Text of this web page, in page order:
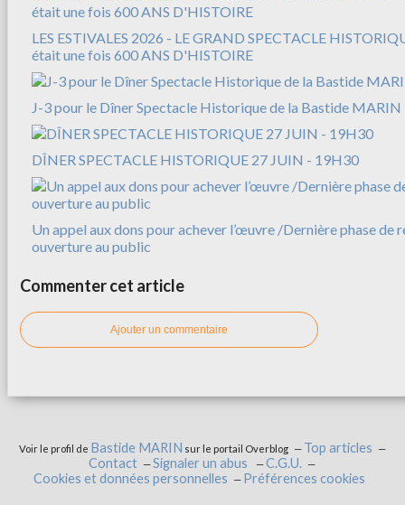
LES ESTIVALES 2026 - LE GRAND SPECTACLE
était une fois 600 ANS D'HISTOIRE
J-3 pour le Dîner Spectacle Historique de la Bastide MARIN
DÎNER SPECTACLE HISTORIQUE 27 JUIN - 19H30
Un appel aux dons pour achever l’œuvre /Dernière phase de
ouverture au public
Commenter cet article
Ajouter un commentaire
Voir le profil de Bastide MARIN sur le portail Overblog
Top articles
Contact
Signaler un abus
C.G.U.
Cookies et données personnelles
Préférences cookies